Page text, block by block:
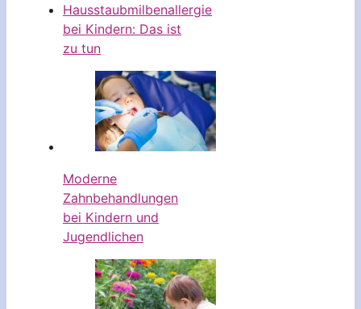
Hausstaubmilbenallergie
bei Kindern: Das ist
zu tun
Moderne
Zahnbehandlungen
bei Kindern und
Jugendlichen